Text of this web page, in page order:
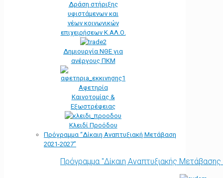
Δράση στήριξης
υφιστάμενων και
νέων κοινωνικών
επιχειρήσεων Κ.ΑΛ.Ο.
Δημιουργία ΝΘΕ για
ανέργους ΠΚΜ
Αφετηρία
Kαινοτομίας &
Εξωστρέφειας
Κλειδί Προόδου
Πρόγραμμα “Δίκαιη Αναπτυξιακή Μετάβαση
2021-2027”
Πρόγραμμα "Δίκαιη Αναπτυξιακής